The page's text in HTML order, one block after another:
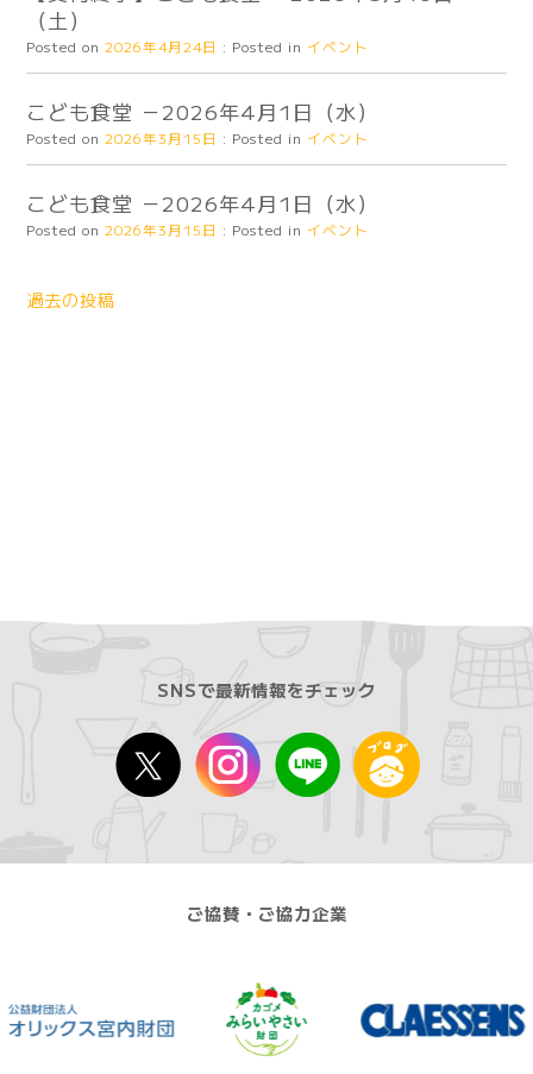
（土）
Posted on2026年4月24日 : Posted in イベント
こども食堂 －2026年4月1日（水）
Posted on2026年3月15日 : Posted in イベント
こども食堂 －2026年4月1日（水）
Posted on2026年3月15日 : Posted in イベント
稿
過去の投稿
SNSで最新情報をチェック
ご協賛・ご協力企業